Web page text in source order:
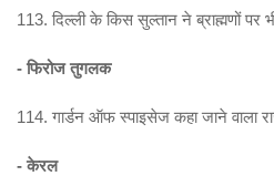
113. दिल्ली के किस सुल्तान ने ब्राह्मणों पर
- फिरोज तुगलक
114. गार्डन ऑफ स्पाइसेज कहा जाने वाला
- केरल